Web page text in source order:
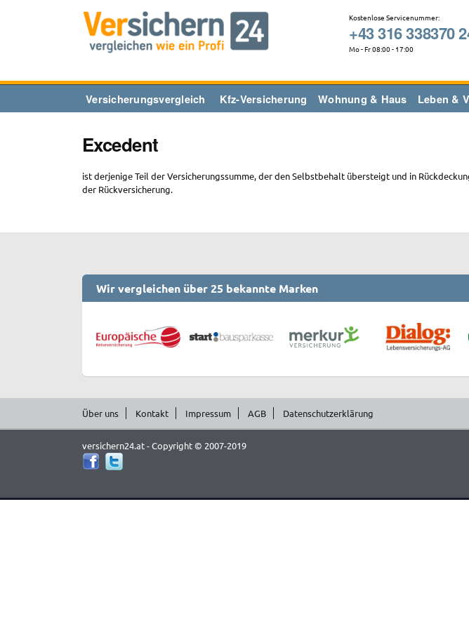
Kostenlose Servicenummer:
+43 316 338370
Mo - Fr 08:00 - 17:00
Versicherungsvergleich Kfz-Versicherung Wohnung & Haus Leben &
Excedent
ist derjenige Teil der Versicherungssumme, der den Selbstbehalt übersteigt und in
der Rückversicherung.
Wir vergleichen über 25 bekannte Marken
Über uns Kontakt Impressum AGB Datenschutzerklärung
versichern24.at - Copyright © 2007-2019